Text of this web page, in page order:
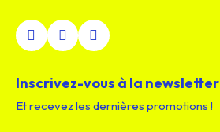
Inscrivez-vous à la newsletter
Et recevez les dernières promotions !